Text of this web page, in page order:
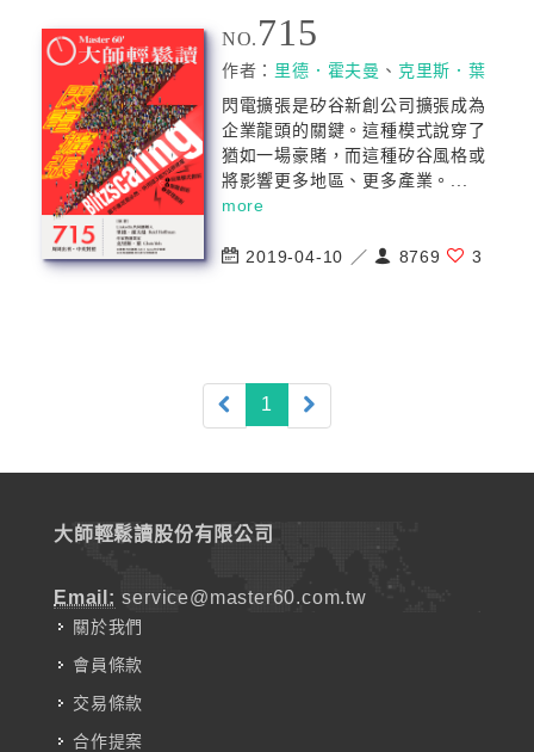
NO. 715
作者： 里德．霍夫曼 、 克里斯．葉
閃電擴張是矽谷新創公司擴張成為
企業龍頭的關鍵。這種模式說穿了
猶如一場豪賭，而這種矽谷風格或
將影響更多地區、更多產業。...
more
2019-04-10 ／ 8769 3
1 (current)
大師輕鬆讀股份有限公司
Email: service@master60.com.tw
關於我們
會員條款
交易條款
合作提案